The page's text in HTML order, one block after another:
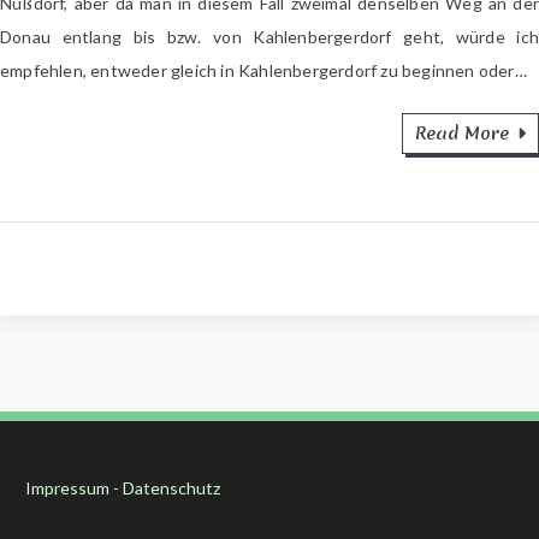
und
Kahlenberg
Donau entlang bis bzw. von Kahlenbergerdorf geht, würde ich
empfehlen, entweder gleich in Kahlenbergerdorf zu beginnen oder…
Read More
Impressum - Datenschutz